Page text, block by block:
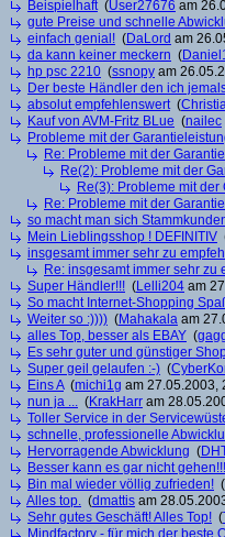
Beispielhaft(User27676 am
gute Preise und schnelle
einfach genial! (DaLord am
da kann keiner meckern (
hp psc 2210 (ssnopy am
Der beste Händler den ich
absolut empfehlenswert(
Kauf von AVM-Fritz BLue (nailec
Probleme mit der
Re: Probleme mit der
Re(2): Probleme mit der
Re(3): Probleme mit der
Re: Probleme mit der
so macht man sich
Mein Lieblingsshop ! DEFINITIV
insgesamt immer sehr zu
Re: insgesamt immer sehr zu
Super Händler!!! (Lelli204 am
So macht Internet-Shopping
Weiter so :)))) (Mahakala am
alles Top, besser als EBAY (
Es sehr guter und günstiger
Super geil gelaufen :-) (
Eins A(michi1g am 27.05.2003,
nun ja ... (KrakHarr am
Toller Service in der
schnelle, professionelle
Hervorragende Abwicklung (
Besser kann es gar nicht gehen!!!
Bin mal wieder völlig zufrieden! (
Alles top. (dmattis am
Sehr gutes Geschäft! Alles Top! (
Mindfactory - für mich der beste